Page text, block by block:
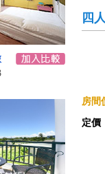
四
房間
定價